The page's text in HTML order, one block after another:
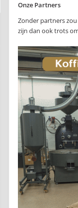
Onze Partners
Zonder partners
zijn dan ook trots